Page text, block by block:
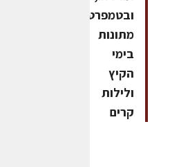
ובטמפרטורות
מתונות
בימי
הקיץ
ולילות
קרים